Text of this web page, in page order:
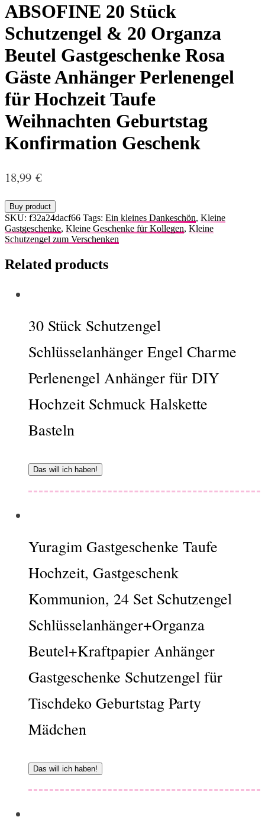
ABSOFINE 20 Stück
Schutzengel & 20 Organza
Beutel Gastgeschenke Rosa
Gäste Anhänger Perlenengel
für Hochzeit Taufe
Weihnachten Geburtstag
Konfirmation Geschenk
18,99 €
Buy product
SKU: f32a24dacf66 Tags: Ein kleines Dankeschön, Kleine
Gastgeschenke, Kleine Geschenke für Kollegen, Kleine
Schutzengel zum Verschenken
Related products
30 Stück Schutzengel
Schlüsselanhänger Engel Charme
Perlenengel Anhänger für DIY
Hochzeit Schmuck Halskette
Basteln
Das will ich haben!
Yuragim Gastgeschenke Taufe
Hochzeit, Gastgeschenk
Kommunion, 24 Set Schutzengel
Schlüsselanhänger+Organza
Beutel+Kraftpapier Anhänger
Gastgeschenke Schutzengel für
Tischdeko Geburtstag Party
Mädchen
Das will ich haben!